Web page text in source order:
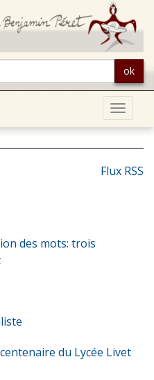
ok
Toggle
Flux RSS
des mots: trois
du Lycée Livet